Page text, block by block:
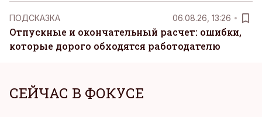
ПОДСКАЗКА 06.08.26, 13:26
Отпускные и окончательный расчет: ошибки,
которые дорого обходятся работодателю
СЕЙЧАС В ФОКУСЕ